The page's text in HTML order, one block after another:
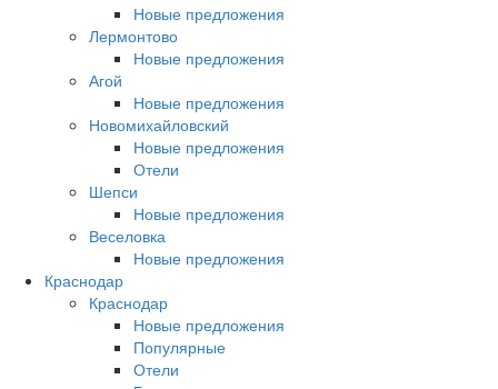
Новые предложения
Лермонтово
Новые предложения
Агой
Новые предложения
Новомихайловский
Новые предложения
Отели
Шепси
Новые предложения
Веселовка
Новые предложения
Краснодар
Краснодар
Новые предложения
Популярные
Отели